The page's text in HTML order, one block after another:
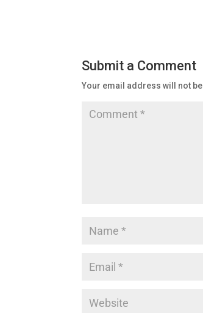
b
o
k
A
p
dI
n
Submit a Comment
Your email address will not